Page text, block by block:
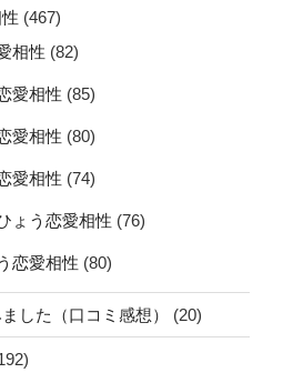
(467)
相性 (82)
愛相性 (85)
愛相性 (80)
愛相性 (74)
ょう恋愛相性 (76)
恋愛相性 (80)
した（口コミ感想） (20)